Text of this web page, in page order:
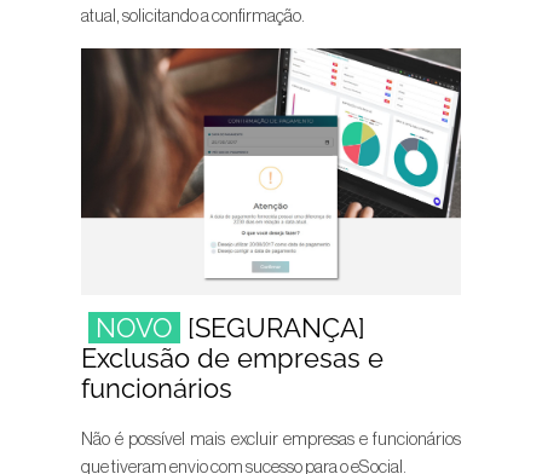
atual, solicitando a confirmação.
NOVO [SEGURANÇA]
Exclusão de empresas e
funcionários
Não é possível mais excluir empresas e funcionários
que tiveram envio com sucesso para o eSocial.